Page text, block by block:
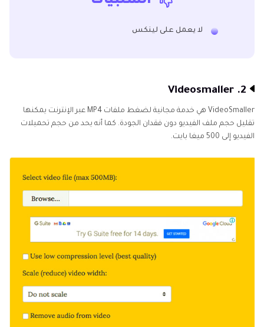
لا يعمل على لينكس
2. Videosmaller
VideoSmaller هي خدمة مجانية لضغط ملفات MP4 عبر الإنترنت يمكنها
تقليل حجم ملف الفيديو دون فقدان الجودة. كما أنه يحد من حجم تحميلات
الفيديو إلى 500 ميغا بايت.